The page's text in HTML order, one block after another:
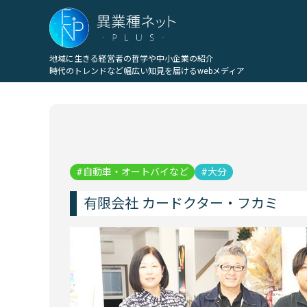
地域に生きる経営者の哲学や中小企業の紹介
時代のトレンドなど幅広い知見を届けるwebメディア
自動車・オートバイなど 大分
有限会社 カードクター・フカミ